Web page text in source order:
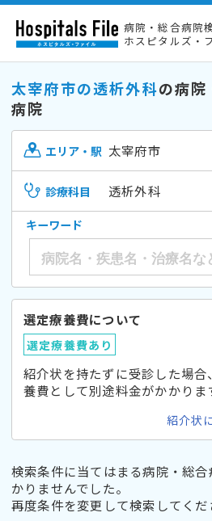
病院・総合病院
ホスピタルズ・
太宰府市の透析外科の病
病院
エリア・駅 太宰府市
診療科目 透析外科
キーワード
選定療養費について
選定療養費あり
紹介状を持たずに受診した場
養費として別途料金がかかりま
紹介状
検索条件に当てはまる病院・総
かりませんでした。
再度条件を変更して検索してくだ